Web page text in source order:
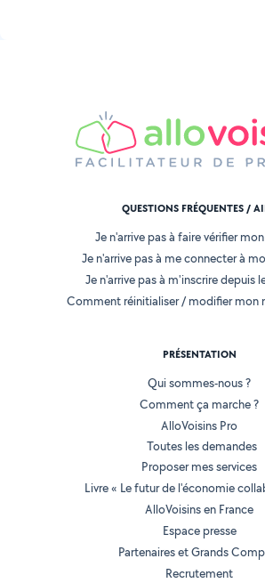
QUESTIONS FRÉQUENTES /
Je n'arrive pas à faire vérifier
Je n'arrive pas à me connecter à
Je n'arrive pas à m'inscrire depuis
Comment réinitialiser / modifier mon
PRÉSENTATION
Qui sommes-nous ?
Comment ça marche ?
AlloVoisins Pro
Toutes les demandes
Proposer mes services
Livre « Le futur de l'économie
AlloVoisins en France
Espace presse
Partenaires et Grands
Recrutement